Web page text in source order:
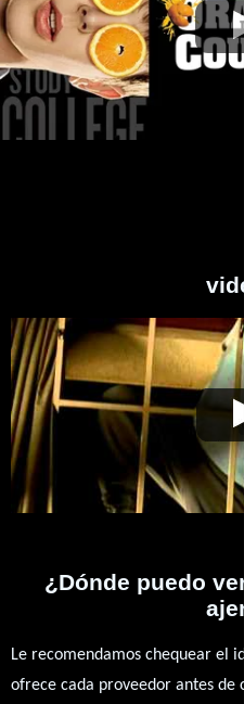
Pena ajenaVideo de la
¿Dónde puedo
Le recomendamos chequear el
ofrece cada proveedor antes de